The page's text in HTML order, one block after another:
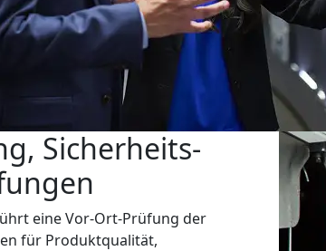
Sicherheits-
eine Vor-Ort-Prüfung der
für Produktqualität,